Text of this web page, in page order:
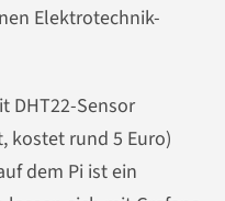
Elektrotechnik-
DHT22-Sensor
kostet rund 5 Euro)
dem Pi ist ein